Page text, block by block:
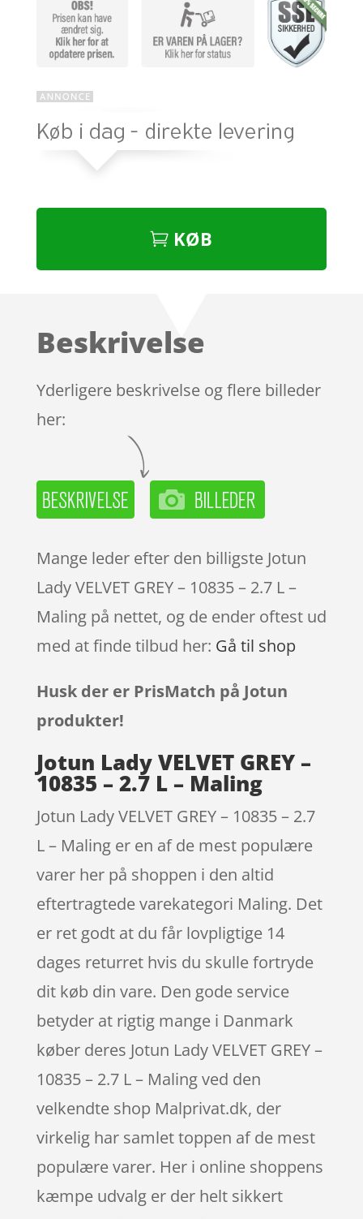
KØB
Beskrivelse
Yderligere beskrivelse og flere billeder
her:
Mange leder efter den billigste Jotun
Lady VELVET GREY – 10835 – 2.7 L –
Maling på nettet, og de ender oftest ud
med at finde tilbud her: Gå til shop
Husk der er PrisMatch på Jotun
produkter!
Jotun Lady VELVET GREY –
10835 – 2.7 L – Maling
Jotun Lady VELVET GREY – 10835 – 2.7
L – Maling er en af de mest populære
varer her på shoppen i den altid
eftertragtede varekategori Maling. Det
er ret godt at du får lovpligtige 14
dages returret hvis du skulle fortryde
dit køb din vare. Den gode service
betyder at rigtig mange i Danmark
køber deres Jotun Lady VELVET GREY –
10835 – 2.7 L – Maling ved den
velkendte shop Malprivat.dk, der
virkelig har samlet toppen af de mest
populære varer. Her i online shoppens
kæmpe udvalg er der helt sikkert